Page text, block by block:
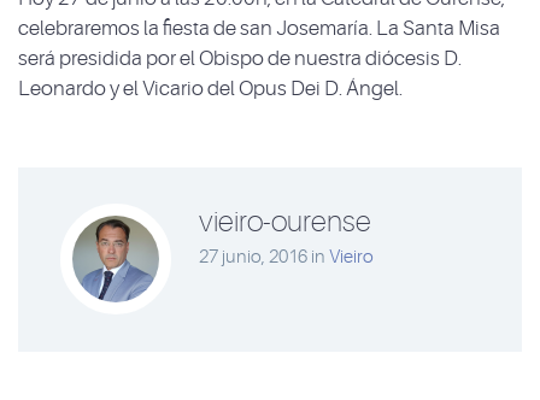
celebraremos la fiesta de san Josemaría. La Santa Misa
será presidida por el Obispo de nuestra diócesis D.
Leonardo y el Vicario del Opus Dei D. Ángel.
vieiro-ourense
27 junio, 2016 in Vieiro